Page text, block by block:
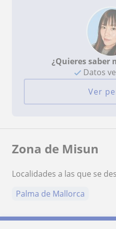
¿Quieres saber
Datos
Ver
Zona de Misun
Localidades a las que se
Palma de Mallorca